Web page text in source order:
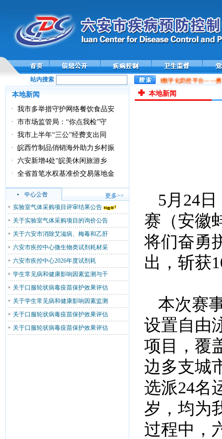
站内搜索 全国性病艾滋病数字化防控平台——携
本地新闻
· 我市多举措守护网络餐饮食品安
· 市市场监管局：“你点我检”守
· 我市上半年“三公”经费支出同
· 皖西竹制品俏销海外助力乡村振
· 六安新增4处“皖美休闲旅游乡
· 全省首笔水权基准价交易落地金
更多>>
实验室气体采购项目评审结果公告
关于实验室气体采购项目的询价公告
关于六安市消除艾滋病、梅毒和乙肝
六安市疾控中心微生物类试剂耗材采
六安市疾控中心2026年度试剂耗
学生常见病和健康影响因素监测与干
关于口服轮状病毒疫苗保护效果评估
关于学生常见病和健康影响因素监测
关于口服轮状病毒疫苗保护效果评估
关于口服轮状病毒疫苗保护效果评估
本地新闻
5月24
赛（安徽
将们奋勇
出，斩获
本次赛
设置自由
项目，覆
边多支城
选派24名
岁，均为
过程中，